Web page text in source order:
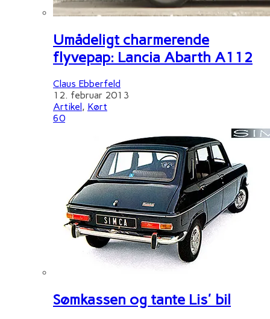
Umådeligt charmerende
flyvepap: Lancia Abarth A112
Claus Ebberfeld
12. februar 2013
Artikel, Kørt
60
Sømkassen og tante Lis' bil